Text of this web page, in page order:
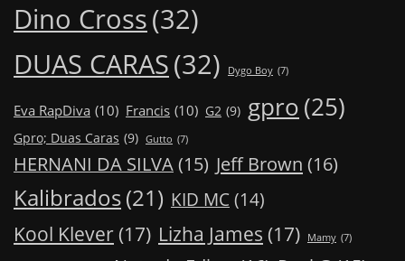
Dino Cross(32)
DUAS CARAS(32) Dygo Boy (7)
Eva RapDiva (10) Francis (10) G2 (9) gpro(25)
Gpro; Duas Caras (9) Gutto (7)
HERNANI DA SILVA(15) Jeff Brown (16)
Kalibrados(21) KID MC (14)
Kool Klever (17) Lizha James (17) Mamy (7)